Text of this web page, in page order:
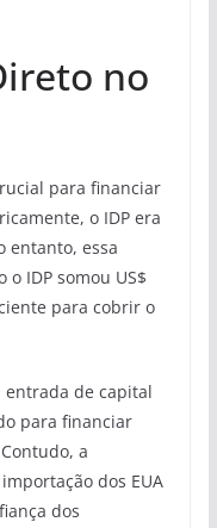
no
para financiar
o IDP era
entanto, essa
IDP somou US$
para cobrir o
entrada de capital
para financiar
a
dos EUA
dos